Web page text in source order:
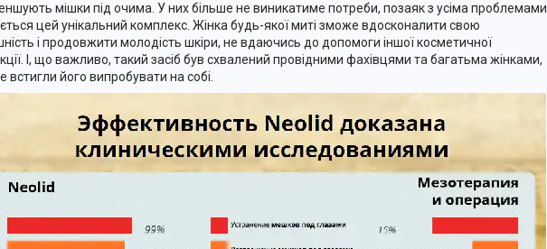
мішки під очима. У них більше не виникатиме потреби, позаяк з усіма проблемами
цей унікальний комплекс. Жінка будь-якої миті зможе вдосконалити свою
і продовжити молодість шкіри, не вдаючись до допомоги іншої косметичної
І, що важливо, такий засіб був схвалений провідними фахівцями та багатьма жінками,
встигли його випробувати на собі.